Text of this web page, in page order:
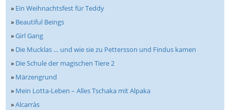
» Ein Weihnachtsfest für Teddy
» Beautiful Beings
»Girl Gang
» Die Mucklas … und wie sie zu Pettersson und Findus kamen
» Die Schule der magischen Tiere 2
» Märzengrund
» Mein Lotta-Leben – Alles Tschaka mit Alpaka
»Alcarràs